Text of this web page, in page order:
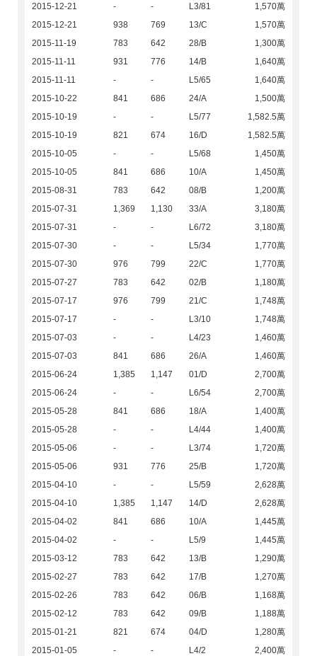
2015-12-21
- - L3/81
1,570萬
2015-12-21
938 769 13/C
1,570萬
2015-11-19
783 642 28/B
1,300萬
2015-11-11
931 776 14/B
1,640萬
2015-11-11
- - L5/65
1,640萬
2015-10-22
841 686 24/A
1,500萬
2015-10-19
- - L5/77
1,582.5萬
2015-10-19
821 674 16/D
1,582.5萬
2015-10-05
- - L5/68
1,450萬
2015-10-05
841 686 10/A
1,450萬
2015-08-31
783 642 08/B
1,200萬
2015-07-31
1,369 1,130 33/A
3,180萬
2015-07-31
- - L6/72
3,180萬
2015-07-30
- - L5/34
1,770萬
2015-07-30
976 799 22/C
1,770萬
2015-07-27
783 642 02/B
1,180萬
2015-07-17
976 799 21/C
1,748萬
2015-07-17
- - L3/10
1,748萬
2015-07-03
- - L4/23
1,460萬
2015-07-03
841 686 26/A
1,460萬
2015-06-24
1,385 1,147 01/D
2,700萬
2015-06-24
- - L6/54
2,700萬
2015-05-28
841 686 18/A
1,400萬
2015-05-28
- - L4/44
1,400萬
2015-05-06
- - L3/74
1,720萬
2015-05-06
931 776 25/B
1,720萬
2015-04-10
- - L5/59
2,628萬
2015-04-10
1,385 1,147 14/D
2,628萬
2015-04-02
841 686 10/A
1,445萬
2015-04-02
- - L5/9
1,445萬
2015-03-12
783 642 13/B
1,290萬
2015-02-27
783 642 17/B
1,270萬
2015-02-26
783 642 06/B
1,168萬
2015-02-12
783 642 09/B
1,188萬
2015-01-21
821 674 04/D
1,280萬
2015-01-05
- - L4/2
2,400萬